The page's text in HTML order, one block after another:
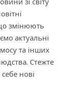
зі світу
змінюють
актуальні
та інших
Стежте
нові